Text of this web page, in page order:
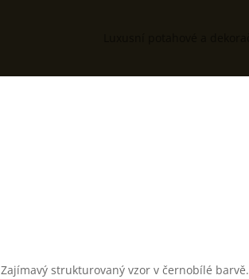
Zajímavý strukturovaný vzor v černobílé barvě.